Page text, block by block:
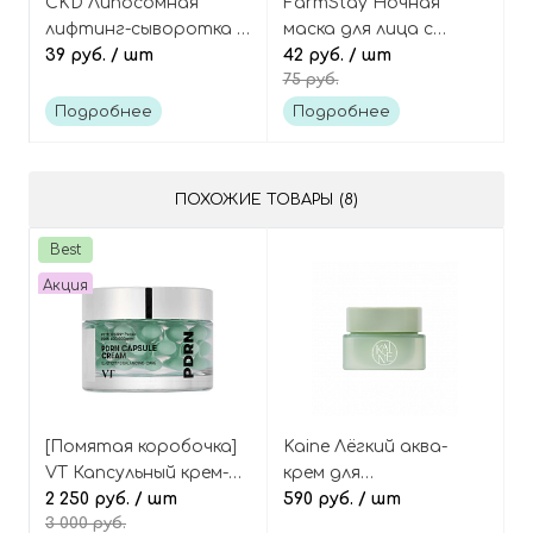
лифтинг-сыворотка с
ретиналем и
Retino Collagen Small
39 руб. / шт
Подробнее
маска для лица с
чайным деревом (в
саше), Tea Tree Biome
Calming Sleeping Pack
42 руб. / шт
75 руб.
Подробнее
ПОХОЖИЕ ТОВАРЫ (8)
Best
Акция
[Помятая коробочка]
VT Капсульный крем-
гель с экзосомами
ПДРН и пептидами,
2 250 руб. / шт
3 000 руб.
Kaine Лёгкий аква-
крем для
чувствительной кожи
590 руб. / шт